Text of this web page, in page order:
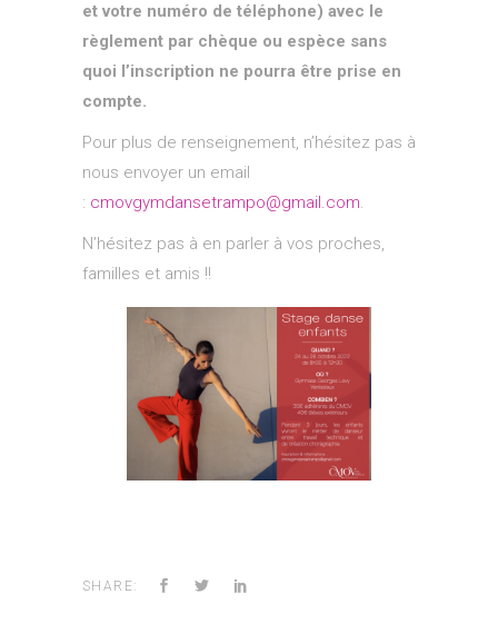
et votre numéro de téléphone) avec le
règlement par chèque ou espèce sans
quoi l’inscription ne pourra être prise en
compte.
Pour plus de renseignement, n’hésitez pas à
nous envoyer un email
: cmovgymdansetrampo@gmail.com.
N’hésitez pas à en parler à vos proches,
familles et amis !!
SHARE: